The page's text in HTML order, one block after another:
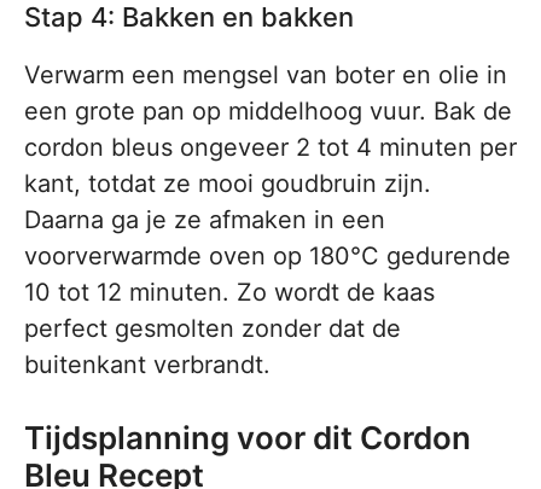
Stap 4: Bakken en bakken
Verwarm een mengsel van boter en olie in
een grote pan op middelhoog vuur. Bak de
cordon bleus ongeveer 2 tot 4 minuten per
kant, totdat ze mooi goudbruin zijn.
Daarna ga je ze afmaken in een
voorverwarmde oven op 180°C gedurende
10 tot 12 minuten. Zo wordt de kaas
perfect gesmolten zonder dat de
buitenkant verbrandt.
Tijdsplanning voor dit Cordon
Bleu Recept